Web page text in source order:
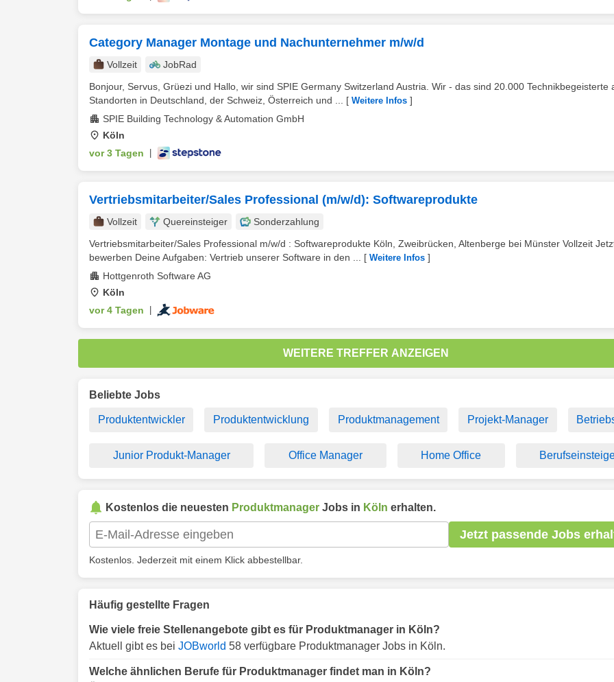
Category Manager Montage und Nachunternehmer m/w/d
Vollzeit
JobRad
Bonjour, Servus, Grüezi und Hallo, wir sind SPIE Germany Switzerland Austria. Wir - das sind 20.000 Technikbegeisterte
Standorten in Deutschland, der Schweiz, Österreich und ...
[ Weitere Infos ]
SPIE Building Technology & Automation GmbH
Köln
vor 3 Tagen
Vertriebsmitarbeiter/Sales Professional (m/w/d): Softwareprodukte
Vollzeit Quereinsteiger
Sonderzahlung
Vertriebsmitarbeiter/Sales Professional m/w/d : Softwareprodukte Köln, Zweibrücken, Altenberge bei Münster Vollzeit
bewerben Deine Aufgaben: Vertrieb unserer Software in den ...
[ Weitere Infos ]
Hottgenroth Software AG
Köln
vor 4 Tagen
WEITERE TREFFER ANZEIGEN
Beliebte Jobs
Produktentwickler Produktentwicklung Produktmanagement Projekt-Manager
Junior Produkt-Manager Office Manager Home Office
Kostenlos die neuesten Produktmanager Jobs in Köln erhalten.
Jetzt passende Jobs
Kostenlos. Jederzeit mit einem Klick abbestellbar.
Häufig gestellte Fragen
Wie viele freie Stellenangebote gibt es für Produktmanager in Köln?
Aktuell gibt es bei JOBworld 58 verfügbare Produktmanager Jobs in Köln.
Welche ähnlichen Berufe für Produktmanager findet man in Köln?